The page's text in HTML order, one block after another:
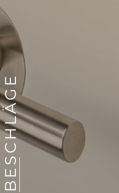
BESCHLÄGE